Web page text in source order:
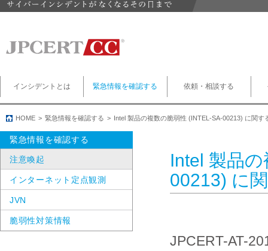
インシデントとは 緊急情報を確認する 依頼・相談する
HOME 緊急情報を確認する Intel 製品の複数の脆弱性 (INTEL-SA-00213) に関す
Intel 製品
00213) に
JPCERT-AT-
緊急情報を確認する
注意喚起
インターネット定点観測
JVN
脆弱性対策情報